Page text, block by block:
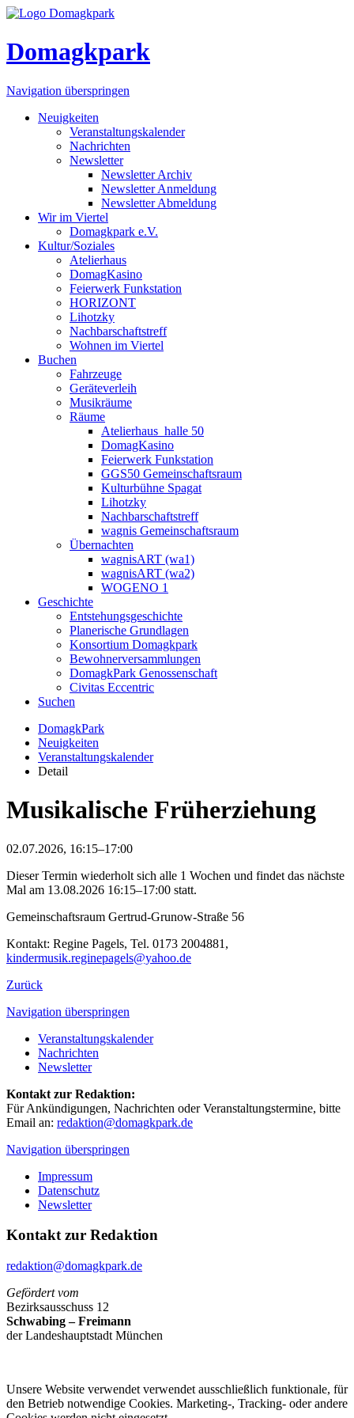
Domagkpark
Navigation überspringen
Neuigkeiten
Veranstaltungskalender
Nachrichten
Newsletter
Newsletter Archiv
Newsletter Anmeldung
Newsletter Abmeldung
Wir im Viertel
Domagkpark e.V.
Kultur/Soziales
Atelierhaus
DomagKasino
Feierwerk Funkstation
HORIZONT
Lihotzky
Nachbarschaftstreff
Wohnen im Viertel
Buchen
Fahrzeuge
Geräteverleih
Musikräume
Räume
Atelierhaus_halle 50
DomagKasino
Feierwerk Funkstation
GGS50 Gemeinschaftsraum
Kulturbühne Spagat
Lihotzky
Nachbarschaftstreff
wagnis Gemeinschaftsraum
Übernachten
wagnisART (wa1)
wagnisART (wa2)
WOGENO 1
Geschichte
Entstehungsgeschichte
Planerische Grundlagen
Konsortium Domagkpark
Bewohnerversammlungen
DomagkPark Genossenschaft
Civitas Eccentric
Suchen
DomagkPark
Neuigkeiten
Veranstaltungskalender
Detail
Musikalische Früherziehung
02.07.2026, 16:15–17:00
Dieser Termin wiederholt sich alle 1 Wochen und findet das nächste
Mal am 13.08.2026 16:15–17:00 statt.
Gemeinschaftsraum Gertrud-Grunow-Straße 56
Kontakt: Regine Pagels, Tel. 0173 2004881,
kindermusik.reginepagels@yahoo.de
Zurück
Navigation überspringen
Veranstaltungskalender
Nachrichten
Newsletter
Kontakt zur Redaktion:
Für Ankündigungen, Nachrichten oder Veranstaltungstermine, bitte
Email an: redaktion@domagkpark.de
Navigation überspringen
Impressum
Datenschutz
Newsletter
Kontakt zur Redaktion
redaktion@domagkpark.de
Gefördert vom
Bezirksausschuss 12
Schwabing – Freimann
der Landeshauptstadt München
Unsere Website verwendet verwendet ausschließlich funktionale, für
den Betrieb notwendige Cookies. Marketing-, Tracking- oder andere